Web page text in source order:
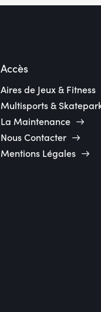
Accès
Aires de Jeux & Fitness
Multisports &
La Maintenance
Nous Contacter
Mentions Légales